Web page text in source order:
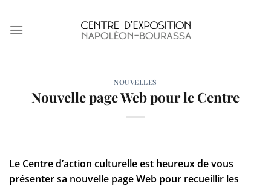
content
NOUVELLES
Nouvelle page Web pour le Centre
Le Centre d’action culturelle est heureux de vous
présenter sa nouvelle page Web pour recueillir les